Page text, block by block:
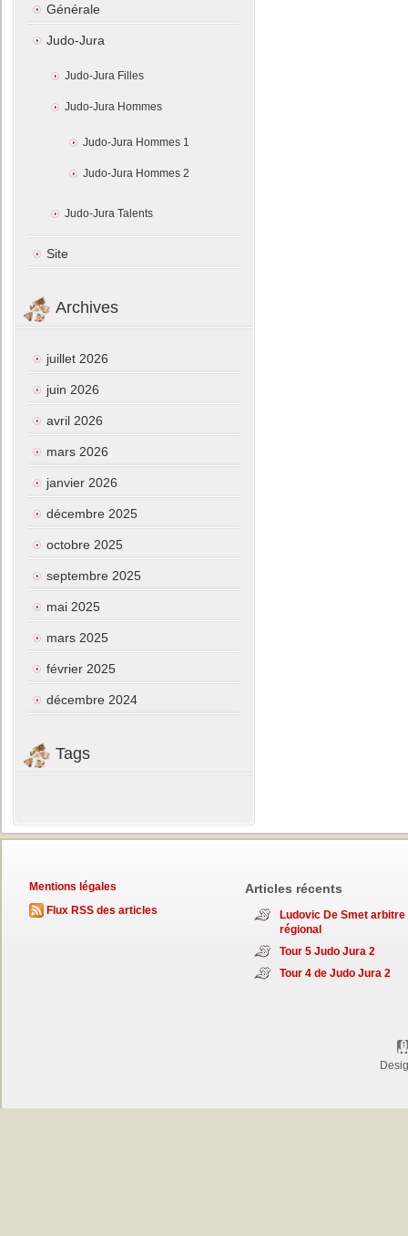
Générale
Judo-Jura
Judo-Jura Filles
Judo-Jura Hommes
Judo-Jura Hommes 1
Judo-Jura Hommes 2
Judo-Jura Talents
Site
Archives
juillet 2026
juin 2026
avril 2026
mars 2026
janvier 2026
décembre 2025
octobre 2025
septembre 2025
mai 2025
mars 2025
février 2025
décembre 2024
Tags
Mentions légales
Flux RSS des articles
Articles récents
Ludovic De Smet arbitre
régional
Tour 5 Judo Jura 2
Tour 4 de Judo Jura 2